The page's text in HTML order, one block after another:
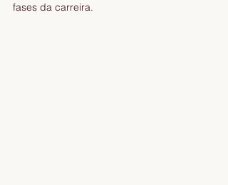
fases da carreira.